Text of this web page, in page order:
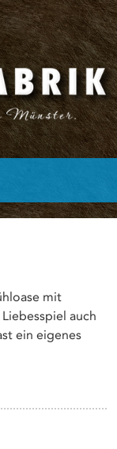
mit
auch
ein eigenes